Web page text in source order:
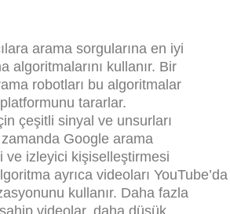
arama sorgularına en iyi
algoritmalarını kullanır. Bir
robotları bu algoritmalar
tararlar.
çeşitli sinyal ve unsurları
Google arama
ve izleyici kişiselleştirmesi
ayrıca videoları YouTube’da
kullanır. Daha fazla
videolar, daha düşük